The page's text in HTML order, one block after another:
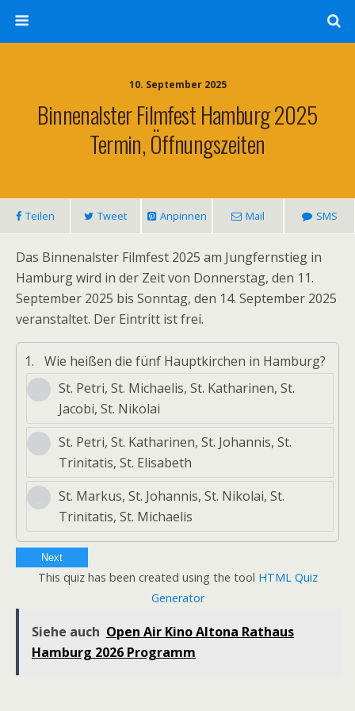
10. September 2025
Binnenalster Filmfest Hamburg 2025
Termin, Öffnungszeiten
Teilen Tweet Anpinnen Mail SMS
Das Binnenalster Filmfest 2025 am Jungfernstieg in
Hamburg wird in der Zeit von Donnerstag, den 11.
September 2025 bis Sonntag, den 14. September 2025
veranstaltet. Der Eintritt ist frei.
1.
Wie heißen die fünf Hauptkirchen in Hamburg?
St. Petri, St. Michaelis, St. Katharinen, St.
Jacobi, St. Nikolai
St. Petri, St. Katharinen, St. Johannis, St.
Trinitatis, St. Elisabeth
St. Markus, St. Johannis, St. Nikolai, St.
Trinitatis, St. Michaelis
Next
This quiz has been created using the tool HTML Quiz
Generator
Siehe auch Open Air Kino Altona Rathaus
Hamburg 2026 Programm